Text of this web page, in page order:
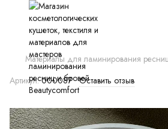
Материалы для ламинирования
Артикул:000087 Оставить отзыв